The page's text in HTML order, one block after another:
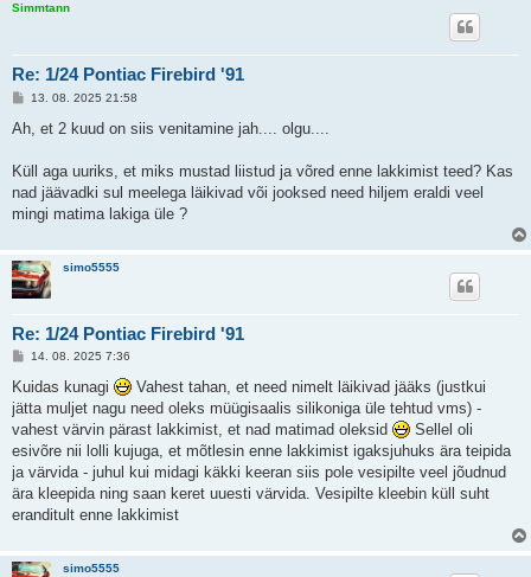
Simmtann
Re: 1/24 Pontiac Firebird '91
P
s
t
s
13. 08. 2025 21:58
Ah, et 2 kuud on siis venitamine jah.... olgu....
Küll aga uuriks, et miks mustad liistud ja võred enne lakkimist teed? Kas
nad jäävadki sul meelega läikivad või jooksed need hiljem eraldi veel
mingi matima lakiga üle ?
simo5555
Re: 1/24 Pontiac Firebird '91
P
s
i
t
s
14. 08. 2025 7:36
Kuidas kunagi
Vahest tahan, et need nimelt läikivad jääks (justkui
jätta muljet nagu need oleks müügisaalis silikoniga üle tehtud vms) -
vahest värvin pärast lakkimist, et nad matimad oleksid
Sellel oli
esivõre nii lolli kujuga, et mõtlesin enne lakkimist igaksjuhuks ära teipida
ja värvida - juhul kui midagi käkki keeran siis pole vesipilte veel jõudnud
ära kleepida ning saan keret uuesti värvida. Vesipilte kleebin küll suht
eranditult enne lakkimist
simo5555